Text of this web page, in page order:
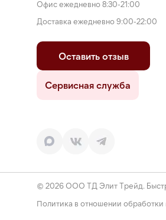
Офис ежедневно 8:30-21:00
Доставка ежедневно 9:00-22:00
Оставить отзыв
Сервисная служба
© 2026 ООО ТД Элит Трейд.
Политика в отношении обработки